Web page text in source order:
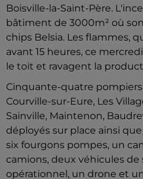
Boisville-la-Saint-Père.
bâtiment de 3000m² où
chips Belsia. Les flammes,
avant 15 heures, ce
le toit et ravagent la
Cinquante-quatre pompiers
Courville-sur-Eure, Les
Sainville, Maintenon,
déployés sur place ainsi
six fourgons pompes, un
camions, deux véhicules
opérationnel, un drone et